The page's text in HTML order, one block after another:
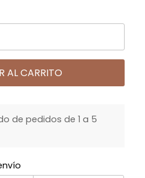
AL CARRITO
de pedidos de 1 a 5